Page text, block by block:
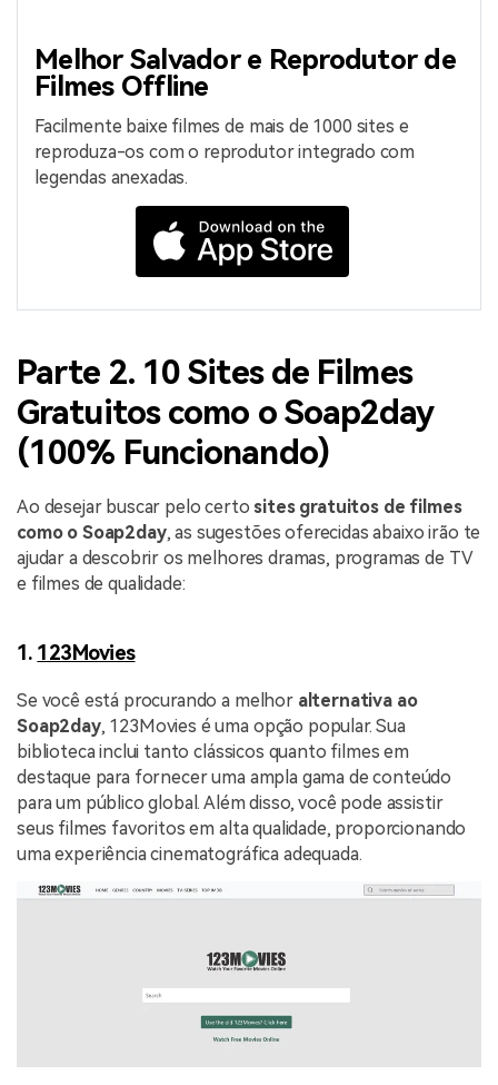
Melhor Salvador e Reprodutor de
Filmes Offline
Facilmente baixe filmes de mais de 1000 sites e
reproduza-os com o reprodutor integrado com
legendas anexadas.
Parte 2. 10 Sites de Filmes
Gratuitos como o Soap2day
(100% Funcionando)
Ao desejar buscar pelo certo sites gratuitos de filmes
como o Soap2day, as sugestões oferecidas abaixo irão te
ajudar a descobrir os melhores dramas, programas de TV
e filmes de qualidade:
1. 123Movies
Se você está procurando a melhor alternativa ao
Soap2day, 123Movies é uma opção popular. Sua
biblioteca inclui tanto clássicos quanto filmes em
destaque para fornecer uma ampla gama de conteúdo
para um público global. Além disso, você pode assistir
seus filmes favoritos em alta qualidade, proporcionando
uma experiência cinematográfica adequada.